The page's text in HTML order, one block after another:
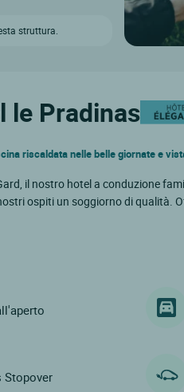
struttura.
le Pradinas
riscaldata nelle belle giornate e
il nostro hotel a conduzione
ospiti un soggiorno di qualità.
Stopover